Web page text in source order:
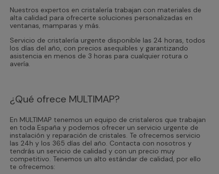
Nuestros expertos en cristalería trabajan con materiales de
alta calidad para ofrecerte soluciones personalizadas en
ventanas, mamparas y más.
Servicio de cristalería urgente disponible las 24 horas, todos
los días del año, con precios asequibles y garantizando
asistencia en menos de 3 horas para cualquier rotura o
avería.
¿Qué ofrece MULTIMAP?
En MULTIMAP tenemos un equipo de cristaleros que trabajan
en toda España y podemos ofrecer un servicio urgente de
instalación y reparación de cristales. Te ofrecemos servicio
las 24h y los 365 días del año. Contacta con nosotros y
tendrás un servicio de calidad y con un precio muy
competitivo. Tenemos un alto estándar de calidad, por ello
te ofrecemos: